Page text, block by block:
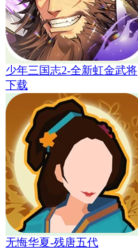
少年三国志2-全新虹金武将
下载
无悔华夏-残唐五代